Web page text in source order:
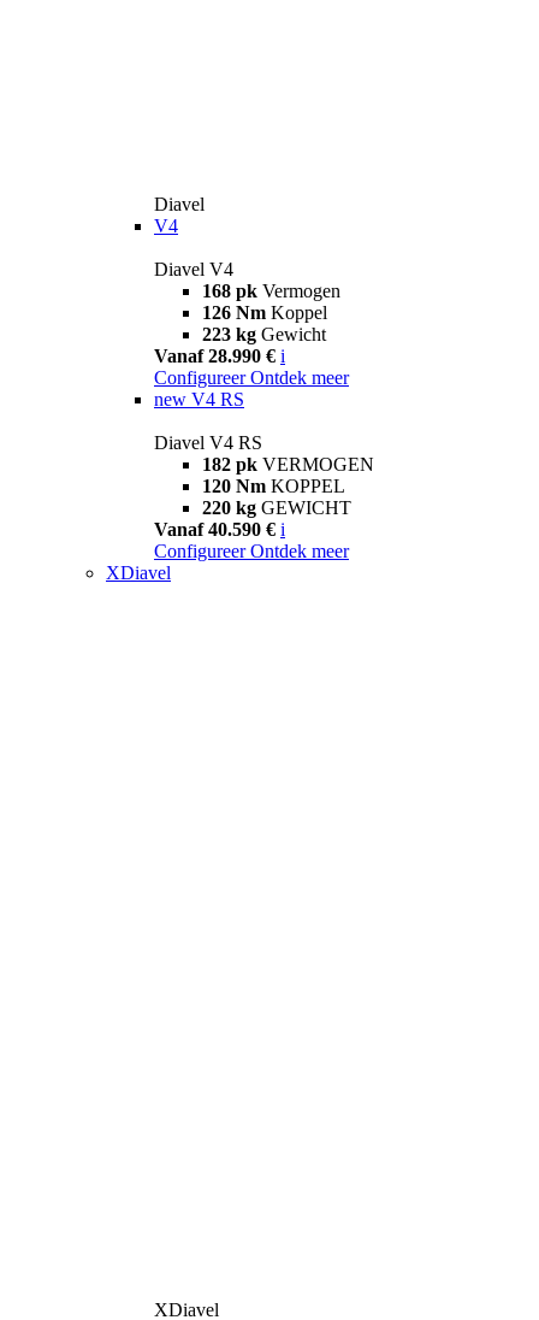
Diavel
V4
Diavel V4
168 pk Vermogen
126 Nm Koppel
223 kg Gewicht
Vanaf 28.990 € i
Configureer Ontdek meer
new V4 RS
Diavel V4 RS
182 pk VERMOGEN
120 Nm KOPPEL
220 kg GEWICHT
Vanaf 40.590 € i
Configureer Ontdek meer
XDiavel
XDiavel